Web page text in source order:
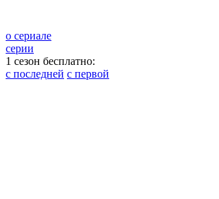
о сериале
серии
1 сезон бесплатно:
с последней с первой